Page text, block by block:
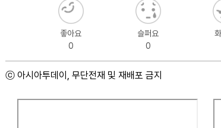
좋아요
0
슬퍼요
0
ⓒ 아시아투데이, 무단전재 및 재배포 금지